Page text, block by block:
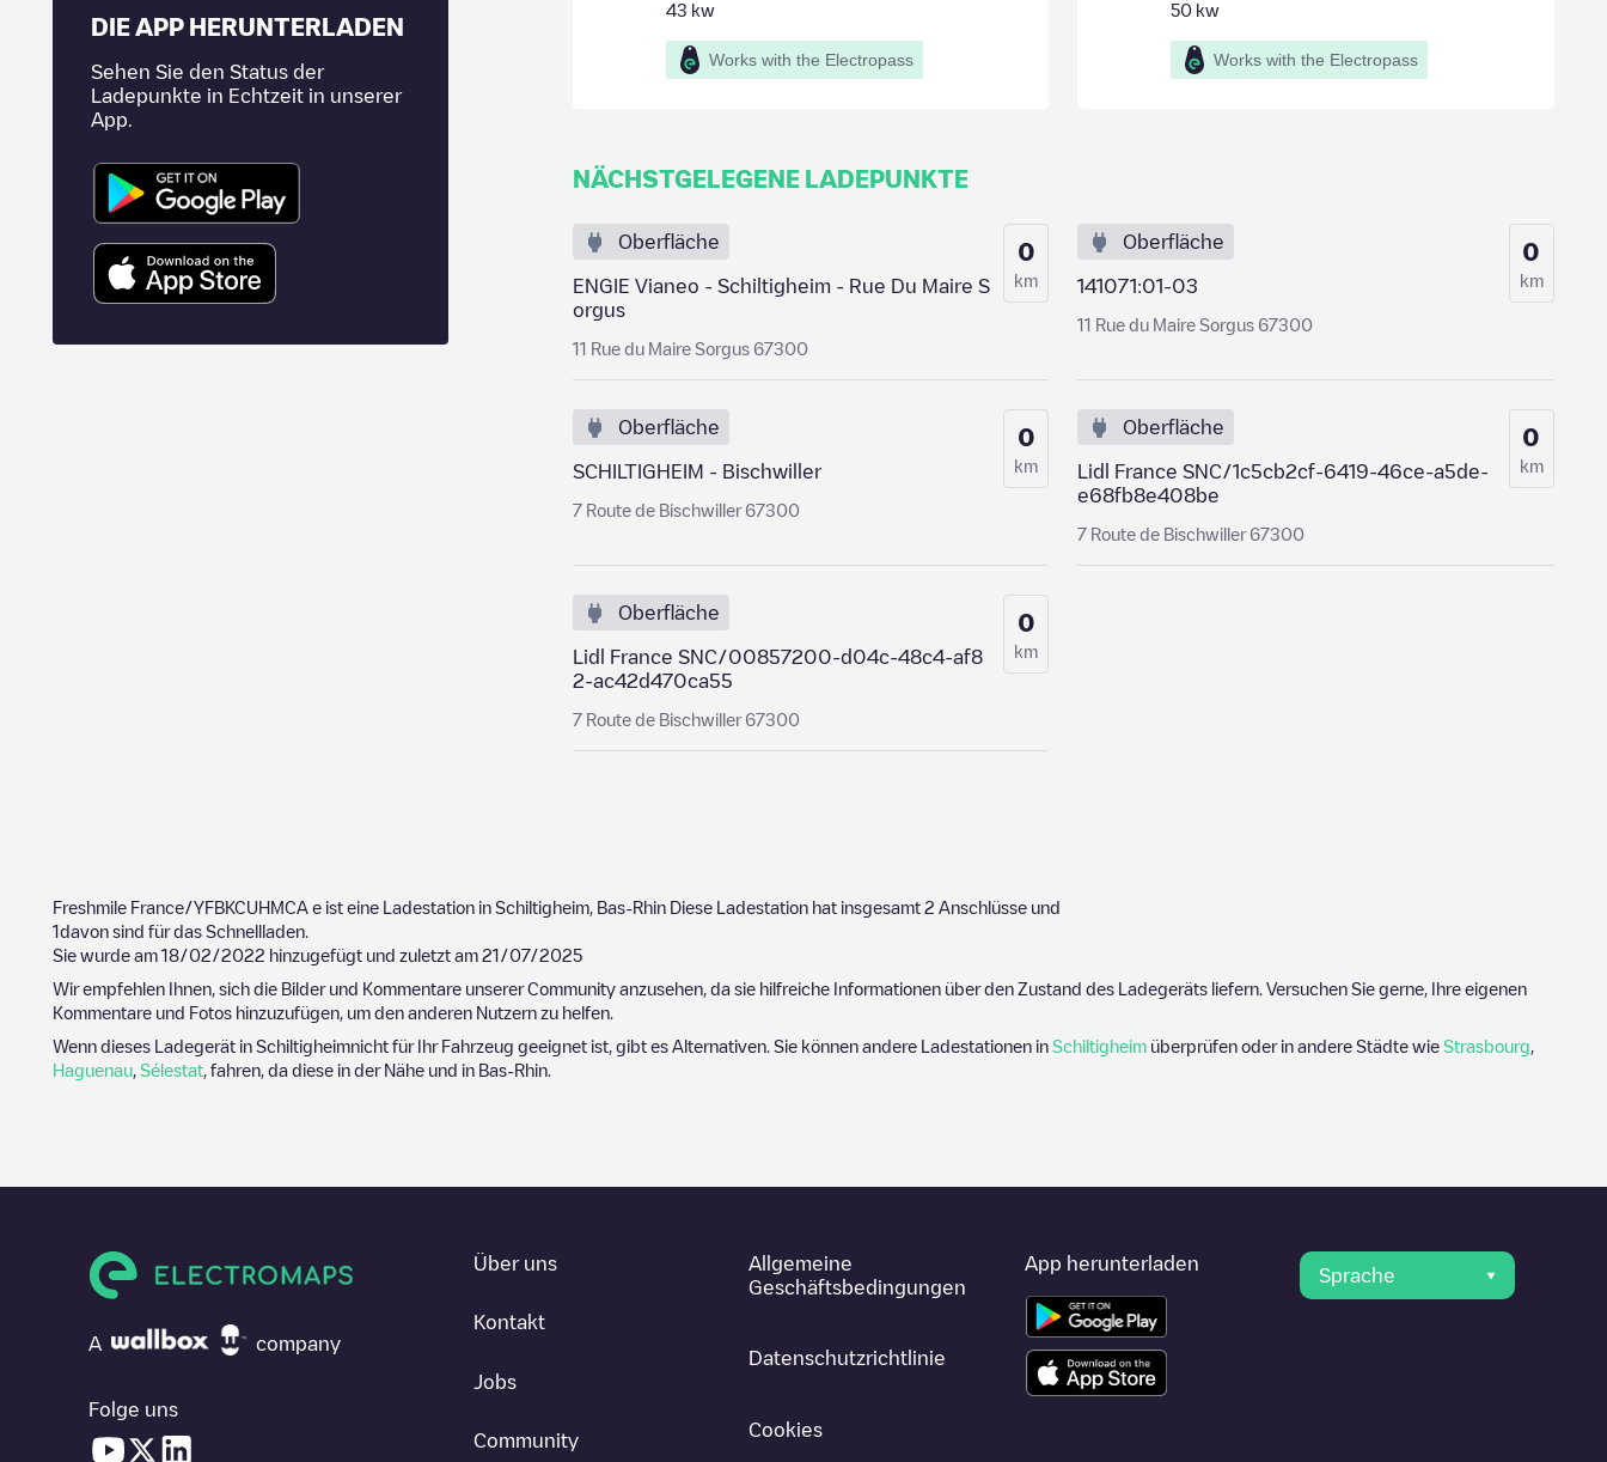
DIE APP HERUNTERLADEN
Sehen Sie den Status der
Ladepunkte in Echtzeit in unserer
App.
43 kw
Works with the Electropass
50 kw
Works with the Electropass
NÄCHSTGELEGENE LADEPUNKTE
Oberfläche
ENGIE Vianeo - Schiltigheim - Rue Du Maire S
orgus
11 Rue du Maire Sorgus 67300
0
km
Oberfläche
141071:01-03
11 Rue du Maire Sorgus 67300
0
km
Oberfläche
SCHILTIGHEIM - Bischwiller
7 Route de Bischwiller 67300
0
km
Oberfläche
Lidl France SNC/1c5cb2cf-6419-46ce-a5de-
e68fb8e408be
7 Route de Bischwiller 67300
0
km
Oberfläche
Lidl France SNC/00857200-d04c-48c4-af8
2-ac42d470ca55
7 Route de Bischwiller 67300
0
km
Freshmile France/YFBKCUHMCA e ist eine Ladestation in Schiltigheim Bas-Rhin Diese Ladestation hat insgesamt 2 Anschlüsse und
1 davon sind für das Schnellladen.
Sie wurde am 18/02/2022 hinzugefügt und zuletzt am 21/07/2025
Wir empfehlen Ihnen, sich die Bilder und Kommentare unserer Community anzusehen, da sie hilfreiche Informationen über den Zustand des Ladegeräts liefern. Versuchen Sie gerne, Ihre eigenen
Kommentare und Fotos hinzuzufügen, um den anderen Nutzern zu helfen.
Wenn dieses Ladegerät in Schiltigheimnicht für Ihr Fahrzeug geeignet ist, gibt es Alternativen. Sie können andere Ladestationen in Schiltigheim überprüfen oder in andere Städte wie Strasbourg
Haguenau Sélestat , fahren, da diese in der Nähe und in Bas-Rhin
A company
Folge uns
Über uns
Kontakt
Jobs
Community
Allgemeine
Geschäftsbedingungen
Datenschutzrichtlinie
Cookies
App herunterladen
Sprache